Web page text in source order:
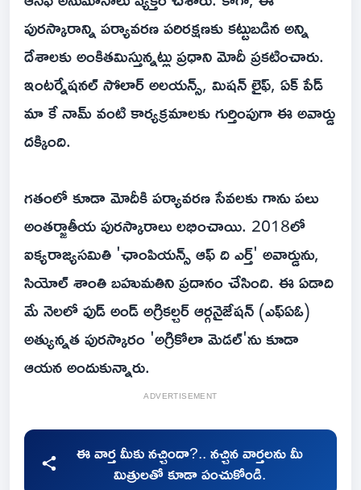
పురస్కారాన్ని పర్యావరణ పరిరక్షణకు కట్టుబడిన అన్ని
దేశాలకు అంకితమిస్తున్నట్లు ప్రధాని మోదీ ప్రకటించారు.
ఇంటర్నేషనల్ సోలార్ అలయన్స్, మిషన్ లైఫ్, ఏక్ పేడ్
మా కే నామ్ వంటి కార్యక్రమాలకు గుర్తింపుగా ఈ అవార్డు
దక్కింది.
గతంలో కూడా మోదీకి పర్యావరణ సేవలకు గాను పలు
అంతర్జాతీయ పురస్కారాలు లభించాయి. 2018లో
ఐక్యరాజ్యసమితి 'ఛాంపియన్స్ ఆఫ్ ది ఎర్త్' అవార్డును,
సియోల్ శాంతి బహుమతిని ప్రదానం చేసింది. ఈ ఏడాది
మే నెలలో ఫుడ్ అండ్ అగ్రికల్చర్ ఆర్గనైజేషన్ (ఎఫ్ఏఓ)
అత్యున్నత పురస్కారం 'అగ్రికోలా మెడల్'ను కూడా
ఆయన అందుకున్నారు.
ADVERTISEMENT
ఈ వార్త మీకు నచ్చిందా?.. నచ్చిన వార్తలను మీ
మిత్రులతో కూడా పంచుకోండి.